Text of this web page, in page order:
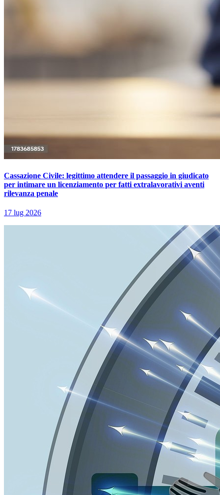
Cassazione Civile: legittimo attendere il passaggio in giudicato
per intimare un licenziamento per fatti extralavorativi aventi
rilevanza penale
17 lug 2026